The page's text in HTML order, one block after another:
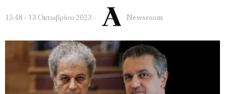
15:48 - 13 Οκτωβρίου 2023 Newsroom